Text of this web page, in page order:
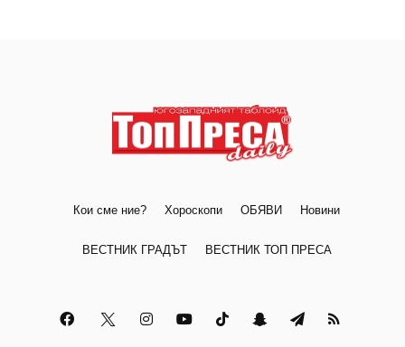
Кои сме ние? Хороскопи ОБЯВИ Новини
ВЕСТНИК ГРАДЪТ ВЕСТНИК ТОП ПРЕСА